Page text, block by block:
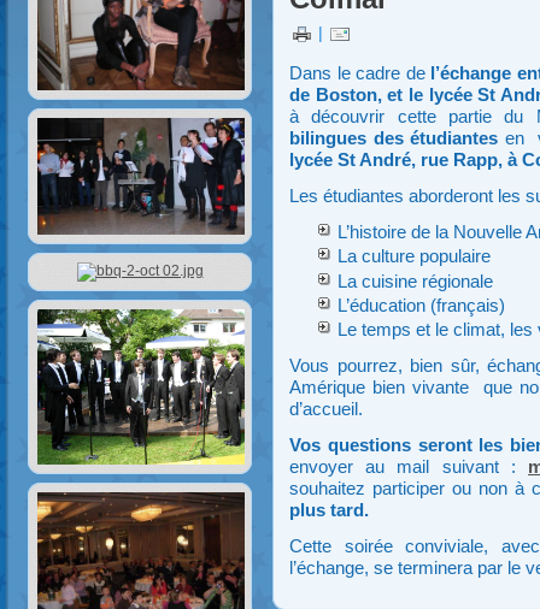
|
Dans le cadre del’échange
de Boston, et le lycée St
à découvrir cette partie du
bilingues des étudiantes en
lycée St André, rue Rapp, à
Les étudiantes aborderont les
L’histoire de la Nouvelle
La culture populaire
La cuisine régionale
L’éducation (français)
Le temps et le climat, les
Vous pourrez, bien sûr,
Amérique bien vivante que
d’accueil.
Vos questions seront les
envoyer au mail suivant :
souhaitez participer ou non à
plus tard.
Cette soirée conviviale,
l’échange, se terminera par le